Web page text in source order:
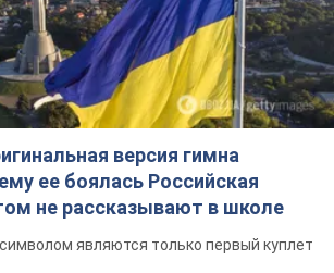
версия гимна
ее боялась Российская
не рассказывают в школе
являются только первый куплет